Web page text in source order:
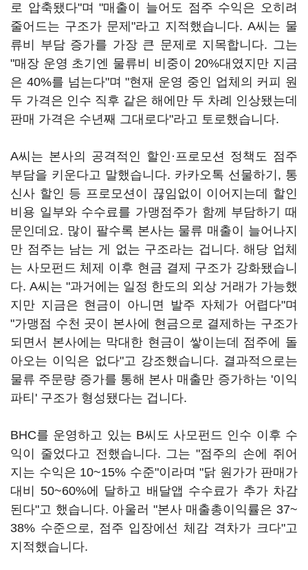
로 압축됐다"며 "매출이 늘어도 점주 수익은 오히려
줄어드는 구조가 문제"라고 지적했습니다. A씨는 물
류비 부담 증가를 가장 큰 문제로 지목합니다. 그는
"매장 운영 초기엔 물류비 비중이 20%대였지만 지금
은 40%를 넘는다"며 "현재 운영 중인 업체의 커피 원
두 가격은 인수 직후 같은 해에만 두 차례 인상됐는데
판매 가격은 수년째 그대로다"라고 토로했습니다.
A씨는 본사의 공격적인 할인·프로모션 정책도 점주
부담을 키운다고 말했습니다. 카카오톡 선물하기, 통
신사 할인 등 프로모션이 끊임없이 이어지는데 할인
비용 일부와 수수료를 가맹점주가 함께 부담하기 때
문인데요. 많이 팔수록 본사는 물류 매출이 늘어나지
만 점주는 남는 게 없는 구조라는 겁니다. 해당 업체
는 사모펀드 체제 이후 현금 결제 구조가 강화됐습니
다. A씨는 "과거에는 일정 한도의 외상 거래가 가능했
지만 지금은 현금이 아니면 발주 자체가 어렵다"며
"가맹점 수천 곳이 본사에 현금으로 결제하는 구조가
되면서 본사에는 막대한 현금이 쌓이는데 점주에 돌
아오는 이익은 없다"고 강조했습니다. 결과적으로는
물류 주문량 증가를 통해 본사 매출만 증가하는 '이익
파티' 구조가 형성됐다는 겁니다.
BHC를 운영하고 있는 B씨도 사모펀드 인수 이후 수
익이 줄었다고 전했습니다. 그는 "점주의 손에 쥐어
지는 수익은 10~15% 수준"이라며 "닭 원가가 판매가
대비 50~60%에 달하고 배달앱 수수료가 추가 차감
된다"고 했습니다. 아울러 "본사 매출총이익률은 37~
38% 수준으로, 점주 입장에선 체감 격차가 크다"고
지적했습니다.